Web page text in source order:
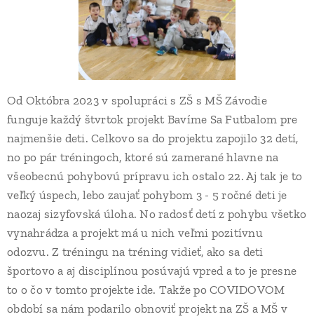
Od Októbra 2023 v spolupráci s ZŠ s MŠ Závodie
funguje každý štvrtok projekt Bavíme Sa Futbalom pre
najmenšie deti. Celkovo sa do projektu zapojilo 32 detí,
no po pár tréningoch, ktoré sú zamerané hlavne na
všeobecnú pohybovú prípravu ich ostalo 22. Aj tak je to
veľký úspech, lebo zaujať pohybom 3 - 5 ročné deti je
naozaj sizyfovská úloha. No radosť detí z pohybu všetko
vynahrádza a projekt má u nich veľmi pozitívnu
odozvu. Z tréningu na tréning vidieť, ako sa deti
športovo a aj disciplínou posúvajú vpred a to je presne
to o čo v tomto projekte ide. Takže po COVIDOVOM
období sa nám podarilo obnoviť projekt na ZŠ a MŠ v